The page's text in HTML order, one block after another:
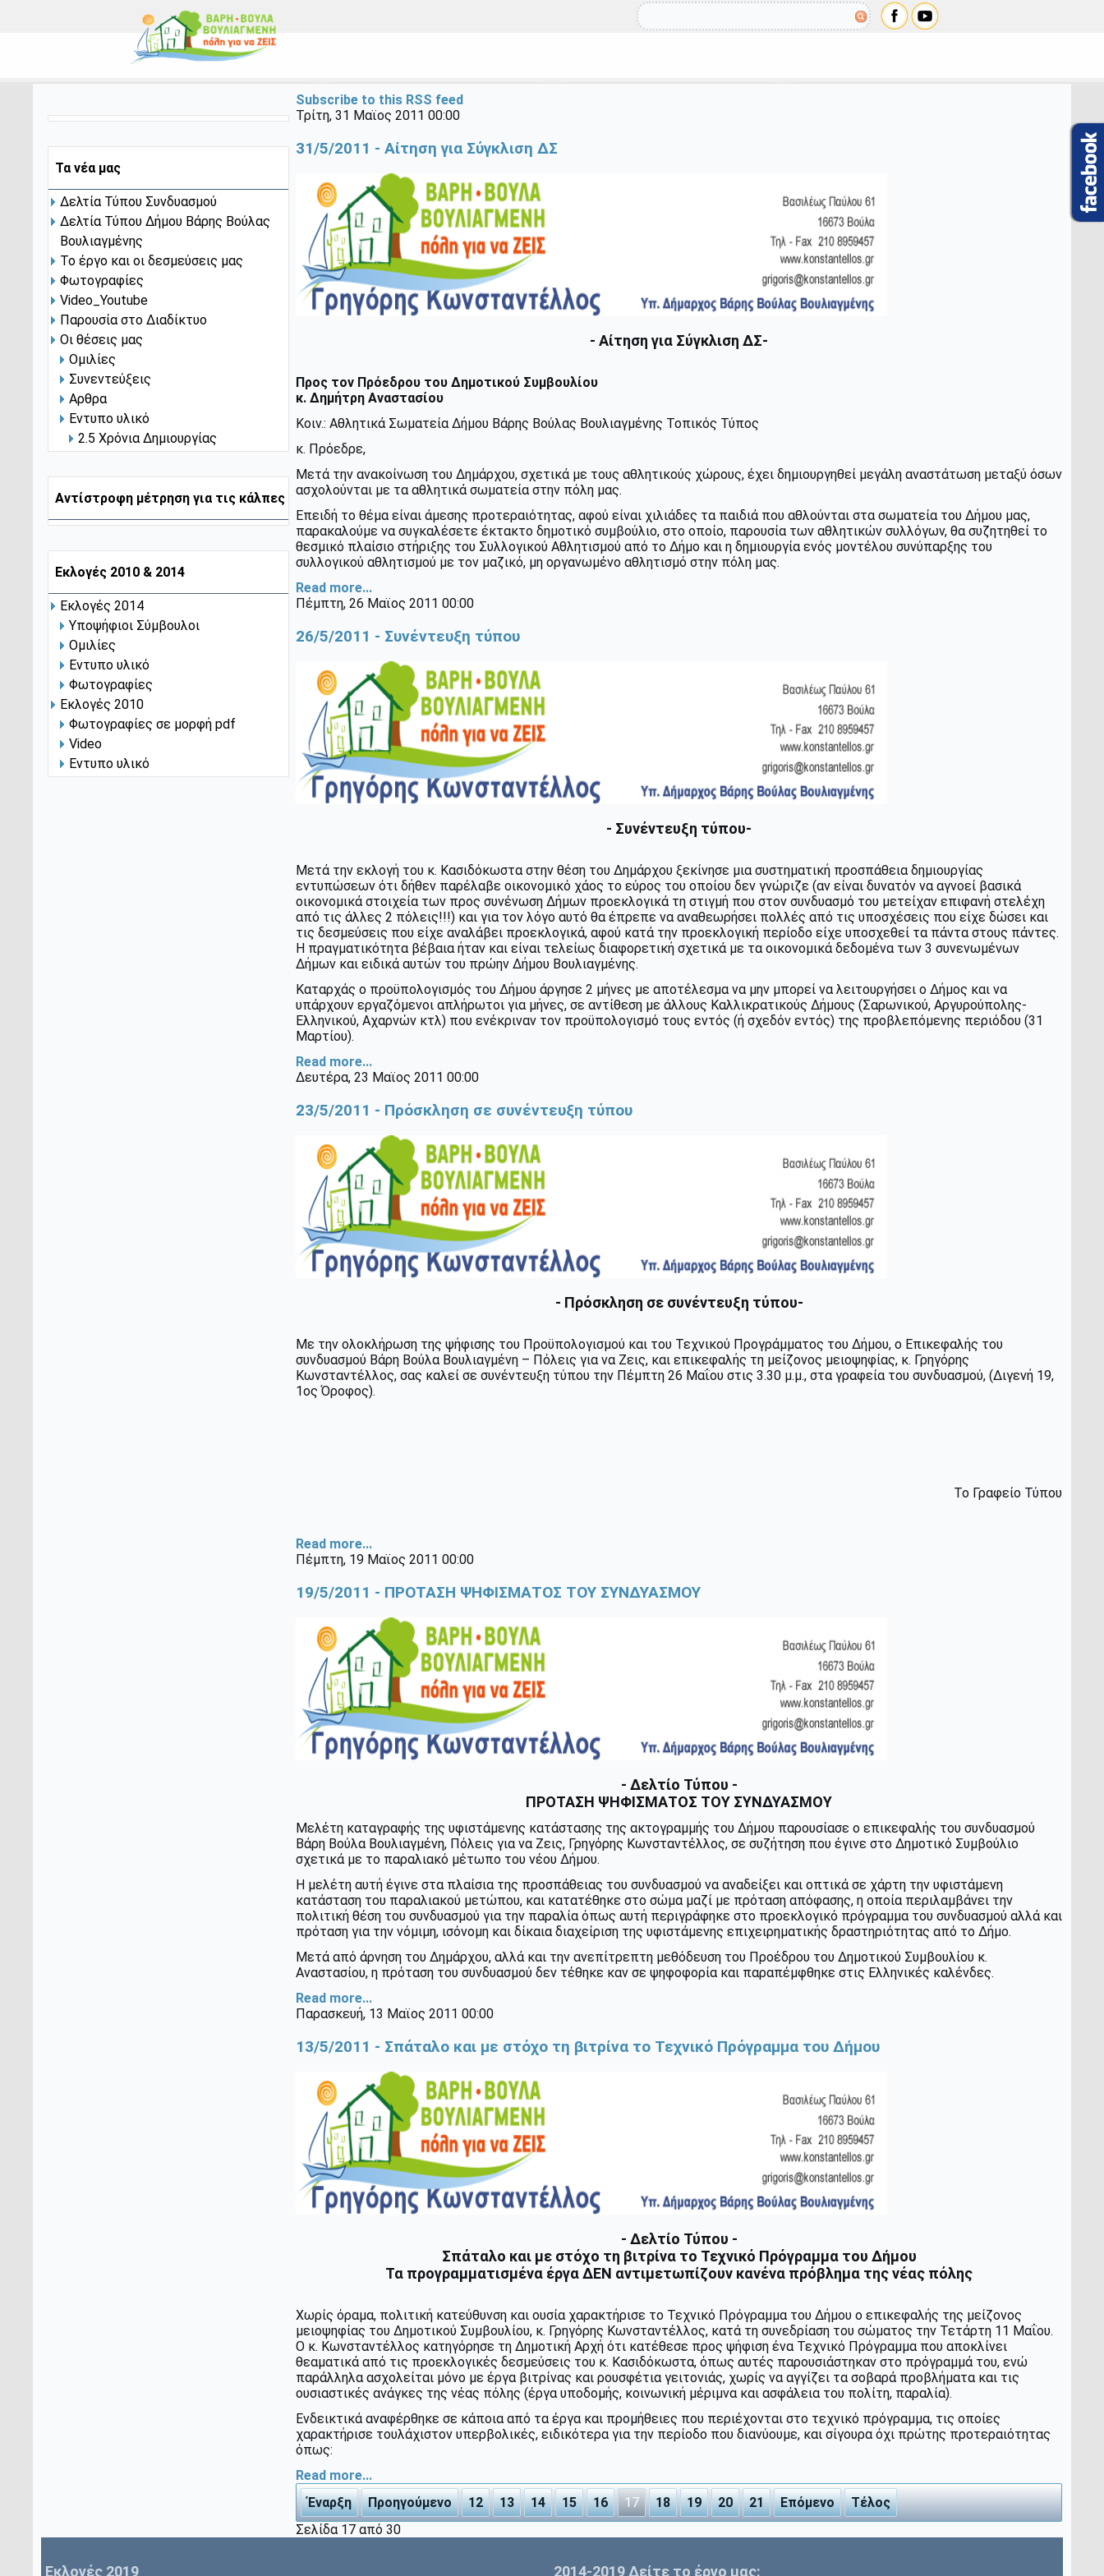
Τα νέα μας
Δελτία Τύπου Συνδυασμού
Δελτία Τύπου Δήμου Βάρης Βούλας
Βουλιαγμένης
Το έργο και οι δεσμεύσεις μας
Φωτογραφίες
Video_Youtube
Παρουσία στο Διαδίκτυο
Οι θέσεις μας
Ομιλίες
Συνεντεύξεις
Αρθρα
Εντυπο υλικό
2.5 Χρόνια Δημιουργίας
Αντίστροφη μέτρηση για τις κάλπες
Εκλογές 2010 & 2014
Εκλογές 2014
Υποψήφιοι Σύμβουλοι
Ομιλίες
Εντυπο υλικό
Φωτογραφίες
Εκλογές 2010
Φωτογραφίες σε μορφή pdf
Video
Εντυπο υλικό
Subscribe to this RSS feed
Τρίτη, 31 Μαϊος 2011 00:00
31/5/2011 - Αίτηση για Σύγκλιση ΔΣ
- Αίτηση για Σύγκλιση ΔΣ-
Προς τον Πρόεδρου του Δημοτικού Συμβουλίου
κ. Δημήτρη Αναστασίου
Κοιν.: Αθλητικά Σωματεία Δήμου Βάρης Βούλας Βουλιαγμένης Τοπικός Τύπος
κ. Πρόεδρε,
Μετά την ανακοίνωση του Δημάρχου, σχετικά με τους αθλητικούς χώρους, έχει δημιουργηθεί μεγάλη αναστάτωση μεταξύ όσων
ασχολούνται με τα αθλητικά σωματεία στην πόλη μας.
Επειδή το θέμα είναι άμεσης προτεραιότητας, αφού είναι χιλιάδες τα παιδιά που αθλούνται στα σωματεία του Δήμου μας,
παρακαλούμε να συγκαλέσετε έκτακτο δημοτικό συμβούλιο, στο οποίο, παρουσία των αθλητικών συλλόγων, θα συζητηθεί το
θεσμικό πλαίσιο στήριξης του Συλλογικού Αθλητισμού από το Δήμο και η δημιουργία ενός μοντέλου συνύπαρξης του
συλλογικού αθλητισμού με τον μαζικό, μη οργανωμένο αθλητισμό στην πόλη μας.
Read more...
Πέμπτη, 26 Μαϊος 2011 00:00
26/5/2011 - Συνέντευξη τύπου
- Συνέντευξη τύπου-
Μετά την εκλογή του κ. Κασιδόκωστα στην θέση του Δημάρχου ξεκίνησε μια συστηματική προσπάθεια δημιουργίας
εντυπώσεων ότι δήθεν παρέλαβε οικονομικό χάος το εύρος του οποίου δεν γνώριζε (αν είναι δυνατόν να αγνοεί βασικά
οικονομικά στοιχεία των προς συνένωση Δήμων προεκλογικά τη στιγμή που στον συνδυασμό του μετείχαν επιφανή στελέχη
από τις άλλες 2 πόλεις!!!) και για τον λόγο αυτό θα έπρεπε να αναθεωρήσει πολλές από τις υποσχέσεις που είχε δώσει και
τις δεσμεύσεις που είχε αναλάβει προεκλογικά, αφού κατά την προεκλογική περίοδο είχε υποσχεθεί τα πάντα στους πάντες.
Η πραγματικότητα βέβαια ήταν και είναι τελείως διαφορετική σχετικά με τα οικονομικά δεδομένα των 3 συνενωμένων
Δήμων και ειδικά αυτών του πρώην Δήμου Βουλιαγμένης.
Καταρχάς ο προϋπολογισμός του Δήμου άργησε 2 μήνες με αποτέλεσμα να μην μπορεί να λειτουργήσει ο Δήμος και να
υπάρχουν εργαζόμενοι απλήρωτοι για μήνες, σε αντίθεση με άλλους Καλλικρατικούς Δήμους (Σαρωνικού, Αργυρούπολης-
Ελληνικού, Αχαρνών κτλ) που ενέκριναν τον προϋπολογισμό τους εντός (ή σχεδόν εντός) της προβλεπόμενης περιόδου (31
Μαρτίου).
Read more...
Δευτέρα, 23 Μαϊος 2011 00:00
23/5/2011 - Πρόσκληση σε συνέντευξη τύπου
- Πρόσκληση σε συνέντευξη τύπου-
Με την ολοκλήρωση της ψήφισης του Προϋπολογισμού και του Τεχνικού Προγράμματος του Δήμου, ο Επικεφαλής του
συνδυασμού Βάρη Βούλα Βουλιαγμένη – Πόλεις για να Ζεις, και επικεφαλής τη μείζονος μειοψηφίας, κ. Γρηγόρης
Κωνσταντέλλος, σας καλεί σε συνέντευξη τύπου την Πέμπτη 26 Μαΐου στις 3.30 μ.μ., στα γραφεία του συνδυασμού, (Διγενή 19,
1ος Όροφος).
Το Γραφείο Τύπου
Read more...
Πέμπτη, 19 Μαϊος 2011 00:00
19/5/2011 - ΠΡΟΤΑΣΗ ΨΗΦΙΣΜΑΤΟΣ ΤΟΥ ΣΥΝΔΥΑΣΜΟΥ
- Δελτίο Τύπου -
ΠΡΟΤΑΣΗ ΨΗΦΙΣΜΑΤΟΣ ΤΟΥ ΣΥΝΔΥΑΣΜΟΥ
Μελέτη καταγραφής της υφιστάμενης κατάστασης της ακτογραμμής του Δήμου παρουσίασε ο επικεφαλής του συνδυασμού
Βάρη Βούλα Βουλιαγμένη, Πόλεις για να Ζεις, Γρηγόρης Κωνσταντέλλος, σε συζήτηση που έγινε στο Δημοτικό Συμβούλιο
σχετικά με το παραλιακό μέτωπο του νέου Δήμου.
Η μελέτη αυτή έγινε στα πλαίσια της προσπάθειας του συνδυασμού να αναδείξει και οπτικά σε χάρτη την υφιστάμενη
κατάσταση του παραλιακού μετώπου, και κατατέθηκε στο σώμα μαζί με πρόταση απόφασης, η οποία περιλαμβάνει την
πολιτική θέση του συνδυασμού για την παραλία όπως αυτή περιγράφηκε στο προεκλογικό πρόγραμμα του συνδυασμού αλλά και
πρόταση για την νόμιμη, ισόνομη και δίκαια διαχείριση της υφιστάμενης επιχειρηματικής δραστηριότητας από το Δήμο.
Μετά από άρνηση του Δημάρχου, αλλά και την ανεπίτρεπτη μεθόδευση του Προέδρου του Δημοτικού Συμβουλίου κ.
Αναστασίου, η πρόταση του συνδυασμού δεν τέθηκε καν σε ψηφοφορία και παραπέμφθηκε στις Ελληνικές καλένδες.
Read more...
Παρασκευή, 13 Μαϊος 2011 00:00
13/5/2011 - Σπάταλο και με στόχο τη βιτρίνα το Τεχνικό Πρόγραμμα του Δήμου
- Δελτίο Τύπου -
Σπάταλο και με στόχο τη βιτρίνα το Τεχνικό Πρόγραμμα του Δήμου
Τα προγραμματισμένα έργα ΔΕΝ αντιμετωπίζουν κανένα πρόβλημα της νέας πόλης
Χωρίς όραμα, πολιτική κατεύθυνση και ουσία χαρακτήρισε το Τεχνικό Πρόγραμμα του Δήμου ο επικεφαλής της μείζονος
μειοψηφίας του Δημοτικού Συμβουλίου, κ. Γρηγόρης Κωνσταντέλλος, κατά τη συνεδρίαση του σώματος την Τετάρτη 11 Μαΐου.
Ο κ. Κωνσταντέλλος κατηγόρησε τη Δημοτική Αρχή ότι κατέθεσε προς ψήφιση ένα Τεχνικό Πρόγραμμα που αποκλίνει
θεαματικά από τις προεκλογικές δεσμεύσεις του κ. Κασιδόκωστα, όπως αυτές παρουσιάστηκαν στο πρόγραμμά του, ενώ
παράλληλα ασχολείται μόνο με έργα βιτρίνας και ρουσφέτια γειτονιάς, χωρίς να αγγίζει τα σοβαρά προβλήματα και τις
ουσιαστικές ανάγκες της νέας πόλης (έργα υποδομής, κοινωνική μέριμνα και ασφάλεια του πολίτη, παραλία).
Ενδεικτικά αναφέρθηκε σε κάποια από τα έργα και προμήθειες που περιέχονται στο τεχνικό πρόγραμμα, τις οποίες
χαρακτήρισε τουλάχιστον υπερβολικές, ειδικότερα για την περίοδο που διανύουμε, και σίγουρα όχι πρώτης προτεραιότητας
όπως:
Read more...
Έναρξη
Προηγούμενο 12 13 14 15 16 17 18 19 20 21 Επόμενο
Τέλος
Σελίδα 17 από 30
Εκλογές 2019 2014-2019 Δείτε το έργο μας: